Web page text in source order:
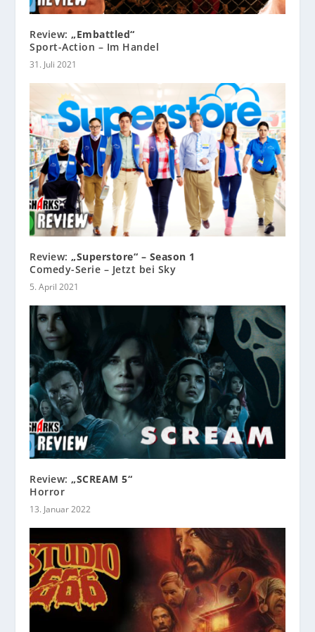
Review: „Embattled“
Sport-Action – Im Handel
31. Juli 2021
Review: „Superstore“ – Season 1
Comedy-Serie – Jetzt bei Sky
5. April 2021
Review: „SCREAM 5“
Horror
13. Januar 2022